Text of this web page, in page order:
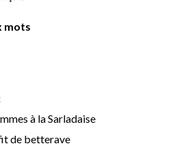
mots
à la Sarladaise
de betterave